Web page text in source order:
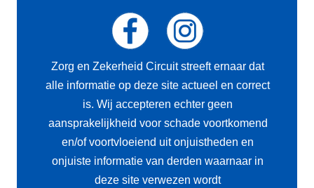
Zorg en Zekerheid Circuit streeft ernaar dat
alle informatie op deze site actueel en correct
is. Wij accepteren echter geen
aansprakelijkheid voor schade voortkomend
en/of voortvloeiend uit onjuistheden en
onjuiste informatie van derden waarnaar in
deze site verwezen wordt